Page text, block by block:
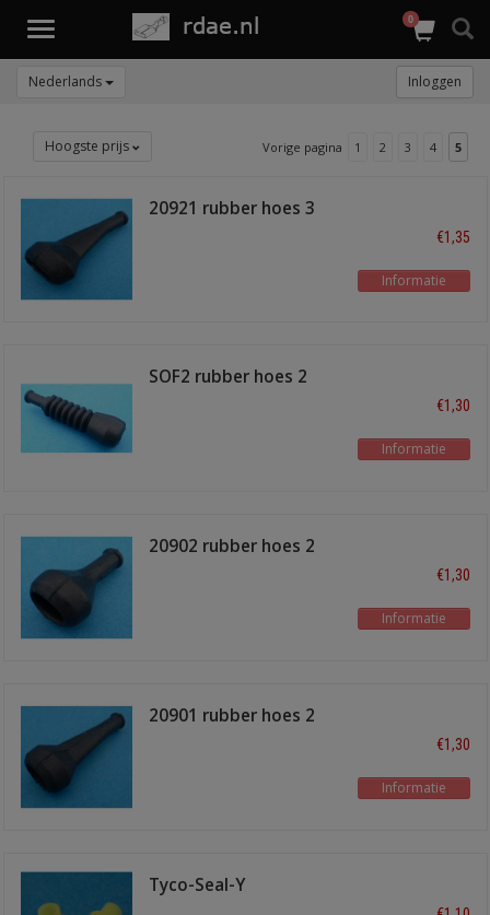
Toggle
0
Nederlands Inloggen
Hoogste prijs Vorige pagina 1 2 3 4 5
20921 rubber hoes 3
€1,35
Informatie
SOF2 rubber hoes 2
€1,30
Informatie
20902 rubber hoes 2
€1,30
Informatie
20901 rubber hoes 2
€1,30
Informatie
Tyco-Seal-Y